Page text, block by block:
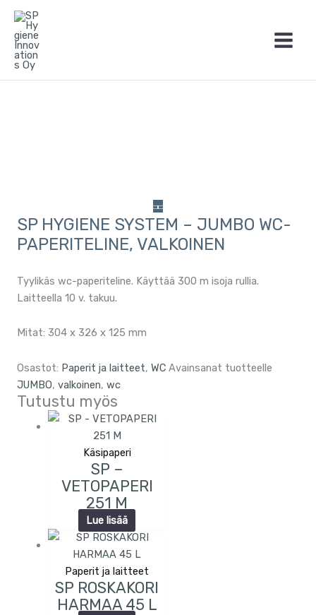
Siirry
sisältöön
SP HYGIENE SYSTEM – JUMBO WC-
PAPERITELINE, VALKOINEN
Tyylikäs wc-paperiteline. Käyttää 300 m isoja rullia.
Laitteella 10 v. takuu.
Mitat: 304 x 326 x 125 mm
Osastot: Paperit ja laitteet,WC Avainsanat tuotteelle
JUMBO,valkoinen,wc
Tutustu myös
Käsipaperi
SP –
VETOPAPERI
251 M
Lue lisää
Paperit ja laitteet
SP ROSKAKORI
HARMAA 45 L